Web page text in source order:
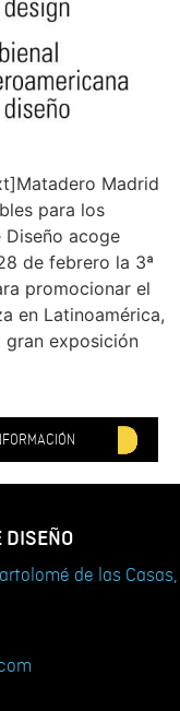
Madrid
para los
Diseño acoge
de febrero la 3ª
promocionar el
en Latinoamérica,
gran exposición
DISEÑO
de las Casas,